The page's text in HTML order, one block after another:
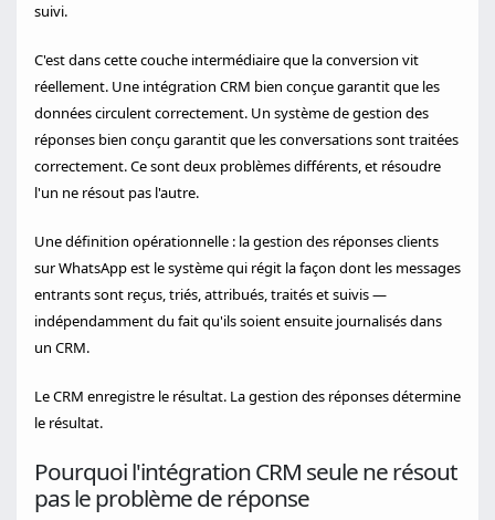
suivi.
C'est dans cette couche intermédiaire que la conversion vit
réellement. Une intégration CRM bien conçue garantit que les
données circulent correctement. Un système de gestion des
réponses bien conçu garantit que les conversations sont traitées
correctement. Ce sont deux problèmes différents, et résoudre
l'un ne résout pas l'autre.
Une définition opérationnelle : la gestion des réponses clients
sur WhatsApp est le système qui régit la façon dont les messages
entrants sont reçus, triés, attribués, traités et suivis —
indépendamment du fait qu'ils soient ensuite journalisés dans
un CRM.
Le CRM enregistre le résultat. La gestion des réponses détermine
le résultat.
Pourquoi l'intégration CRM seule ne résout
pas le problème de réponse